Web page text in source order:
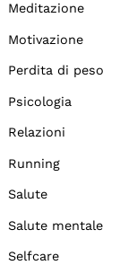
Meditazione
Motivazione
Perdita di peso
Psicologia
Relazioni
Running
Salute
Salute mentale
Selfcare